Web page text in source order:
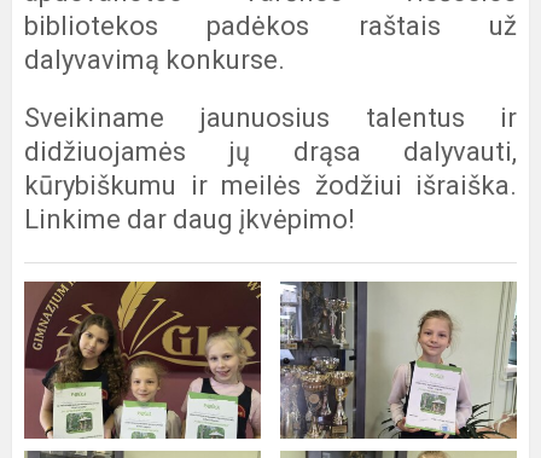
bibliotekos padėkos raštais už
dalyvavimą konkurse.
Sveikiname jaunuosius talentus ir
didžiuojamės jų drąsa dalyvauti,
kūrybiškumu ir meilės žodžiui išraiška.
Linkime dar daug įkvėpimo!